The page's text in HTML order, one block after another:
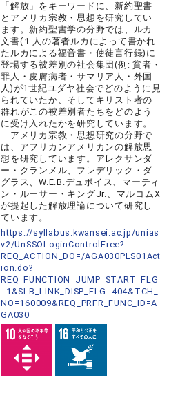
「解放」をキーワードに、新約聖書
とアメリカ宗教・思想を研究してい
ます。新約聖書学の分野では、ルカ
文書(１人の著者ルカによって書かれ
たルカによる福音書・使徒言行録)に
登場する被差別の社会集団(例: 貧者・
罪人・皮膚病者・サマリア人・外国
人)が1世紀ユダヤ社会でどのように見
られていたか、そしてキリスト者の
群れがこの被差別者たちをどのよう
に受け入れたかを研究しています。
アメリカ宗教・思想研究の分野で
は、アフリカンアメリカンの解放思
想を研究しています。アレクサンダ
ー・クランメル、フレデリック・ダ
グラス、W.E.B.デュボイス、マーティ
ン・ルーサー・キングJr.、マルコムX
が提起した解放理論について研究し
ています。
https://syllabus.kwansei.ac.jp/unias
v2/UnSSOLoginControlFree?
REQ_ACTION_DO=/AGA030PLS01Act
ion.do?
REQ_FUNCTION_JUMP_START_FLG
=1&SLB_LINK_DISP_FLG=404&TCH_
NO=160009&REQ_PRFR_FUNC_ID=A
GA030